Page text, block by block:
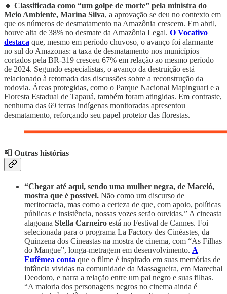
🔸 Classificada como “um golpe de morte” pela ministra do
Meio Ambiente, Marina Silva, a aprovação se deu no contexto em
que os números de desmatamento na Amazônia crescem. Em abril,
houve alta de 38% no desmate da Amazônia Legal. O Vocativo
destaca que, mesmo em período chuvoso, o avanço foi alarmante
no sul do Amazonas: a taxa de desmatamento nos municípios
cortados pela BR-319 cresceu 67% em relação ao mesmo período
de 2024. Segundo especialistas, o avanço da destruição está
relacionado à retomada das discussões sobre a reconstrução da
rodovia. Áreas protegidas, como o Parque Nacional Mapinguari e a
Floresta Estadual de Tapauá, também foram atingidas. Em contraste,
nenhuma das 69 terras indígenas monitoradas apresentou
desmatamento, reforçando seu papel protetor das florestas.
📮 Outras histórias
“Chegar até aqui, sendo uma mulher negra, de Maceió,
mostra que é possível. Não como um discurso de
meritocracia, mas como a certeza de que, com apoio, políticas
públicas e insistência, nossas vozes serão ouvidas.” A cineasta
alagoana Stella Carneiro está no Festival de Cannes. Foi
selecionada para o programa La Factory des Cinéastes, da
Quinzena dos Cineastas na mostra de cinema, com “As Filhas
do Mangue”, longa-metragem em desenvolvimento. A
Eufêmea conta que o filme é inspirado em suas memórias de
infância vividas na comunidade da Massagueira, em Marechal
Deodoro, e narra a relação entre um pai negro e suas filhas.
“A maioria dos personagens negros no cinema ainda é